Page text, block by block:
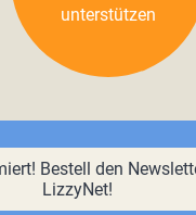
unterstützen
Bestell den
LizzyNet!